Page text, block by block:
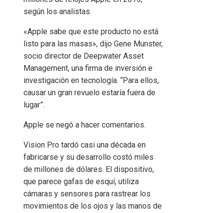
según los analistas.
«Apple sabe que este producto no está
listo para las masas», dijo Gene Munster,
socio director de Deepwater Asset
Management, una firma de inversión e
investigación en tecnología. “Para ellos,
causar un gran revuelo estaría fuera de
lugar”.
Apple se negó a hacer comentarios.
Vision Pro tardó casi una década en
fabricarse y su desarrollo costó miles
de millones de dólares. El dispositivo,
que parece gafas de esquí, utiliza
cámaras y sensores para rastrear los
movimientos de los ojos y las manos de